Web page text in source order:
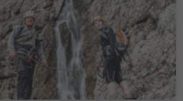
Pisciadù)
Pescosta/Pescosta, Sëlva/Selva di Val Gardena, Dolomites Region Val Gardena
Difficult
Difficulté
830 m
Gain d'altitude
2h:55 Min
durée